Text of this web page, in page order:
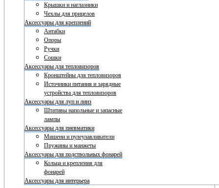
Крышки и наглазники
Чехлы для прицелов
Аксессуары для креплений
Антабки
Опоры
Ручки
Сошки
Аксессуары для тепловизоров
Кронштейны для тепловизоров
Источники питания и зарядные
устройства для тепловизоров
Аксессуары для луп и линз
Штативы напольные и запасные
лампы
Аксессуары для пневматики
Мишени и пулеулавливатели
Пружины и манжеты
Аксессуары для подствольных фонарей
Кольца и крепления для
фонарей
Аксессуары для интерьера